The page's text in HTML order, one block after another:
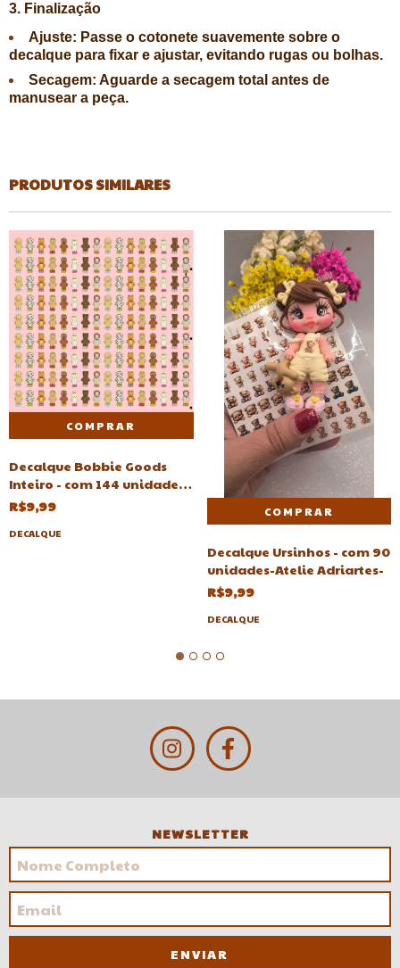
3. Finalização
Ajuste: Passe o cotonete suavemente sobre o
decalque para fixar e ajustar, evitando rugas ou bolhas.
Secagem: Aguarde a secagem total antes de
manusear a peça.
PRODUTOS SIMILARES
Decalque Bobbie Goods
Inteiro - com 144 unidades-
Atelie Adriartes
R$9,99
DECALQUE
Decalque Ursinhos - com 90
unidades-Atelie Adriartes-
R$9,99
DECALQUE
NEWSLETTER